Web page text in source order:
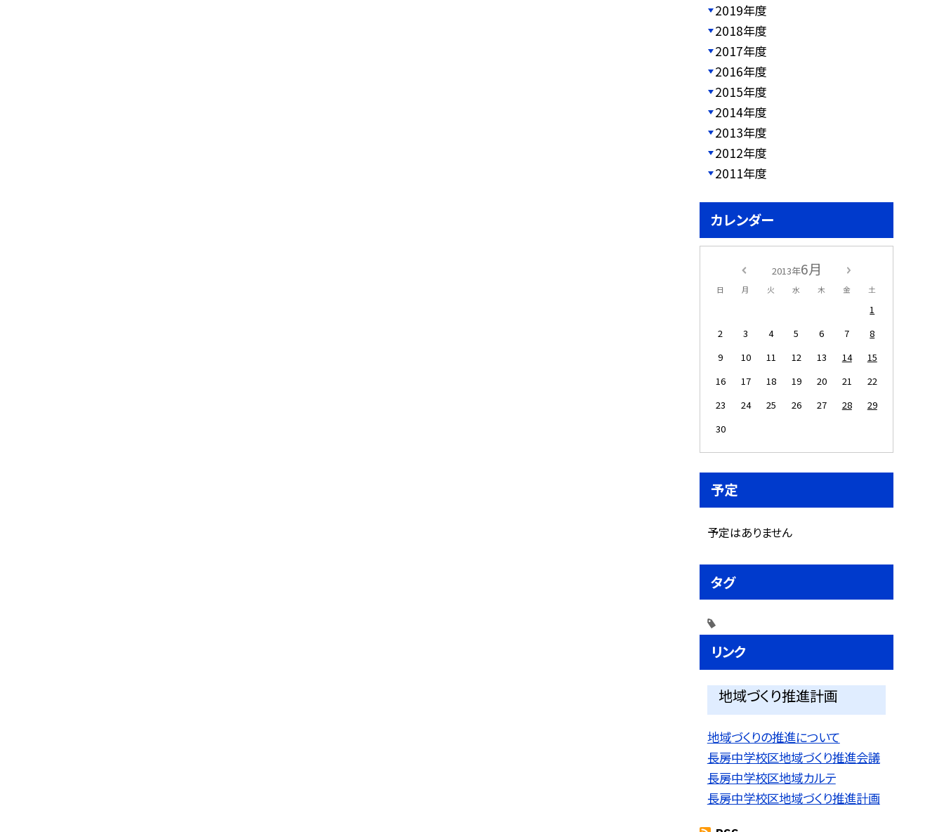
2019年度
2018年度
2017年度
2016年度
2015年度
2014年度
2013年度
2012年度
2011年度
カレンダー
2013年6月
日 月 火 水 木 金 土
1
2
3 4 5 6 7
8
9
10 11 12 13 14
15
16
17 18 19 20 21
22
23
24 25 26 27 28
29
30
予定
予定はありません
タグ
リンク
地域づくり推進計画
地域づくりの推進について
長房中学校区地域づくり推進会議
長房中学校区地域カルテ
長房中学校区地域づくり推進計画